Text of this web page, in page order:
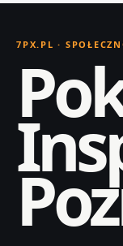
7PX.PL ·